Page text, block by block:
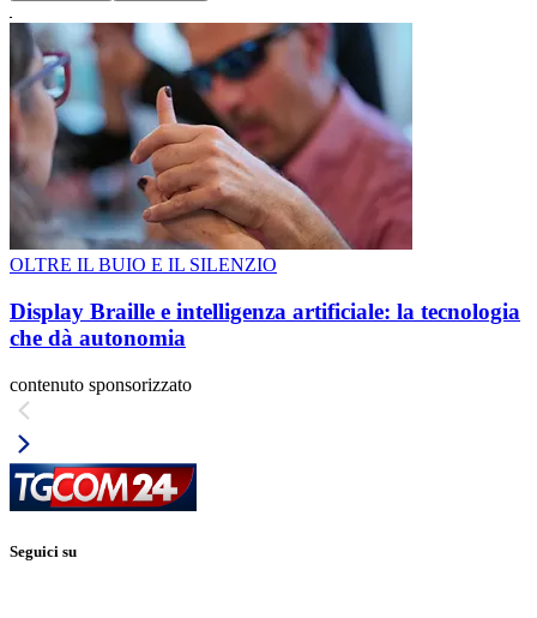
OLTRE IL BUIO E IL SILENZIO
Display Braille e intelligenza artificiale: la tecnologia
che dà autonomia
contenuto sponsorizzato
Seguici su